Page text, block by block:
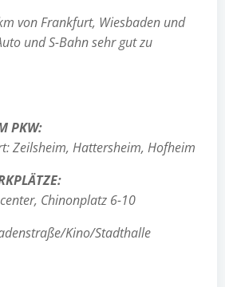
von Frankfurt, Wiesbaden und
und S-Bahn sehr gut zu
PKW:
Zeilsheim, Hattersheim, Hofheim
Chinonplatz 6-10
Kino/Stadthalle